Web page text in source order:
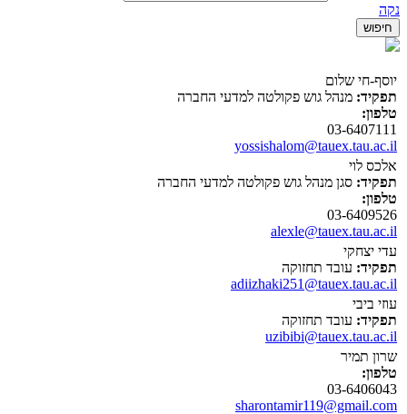
נקה
יוסף-חי שלום
תפקיד: מנהל גוש פקולטה למדעי החברה
טלפון:
03-6407111
yossishalom@tauex.tau.ac.il
אלכס לוי
תפקיד: סגן מנהל גוש פקולטה למדעי החברה
טלפון:
03-6409526
alexle@tauex.tau.ac.il
עדי יצחקי
תפקיד: עובד תחזוקה
adiizhaki251@tauex.tau.ac.il
עוזי ביבי
תפקיד: עובד תחזוקה
uzibibi@tauex.tau.ac.il
שרון תמיר
טלפון:
03-6406043
sharontamir119@gmail.com